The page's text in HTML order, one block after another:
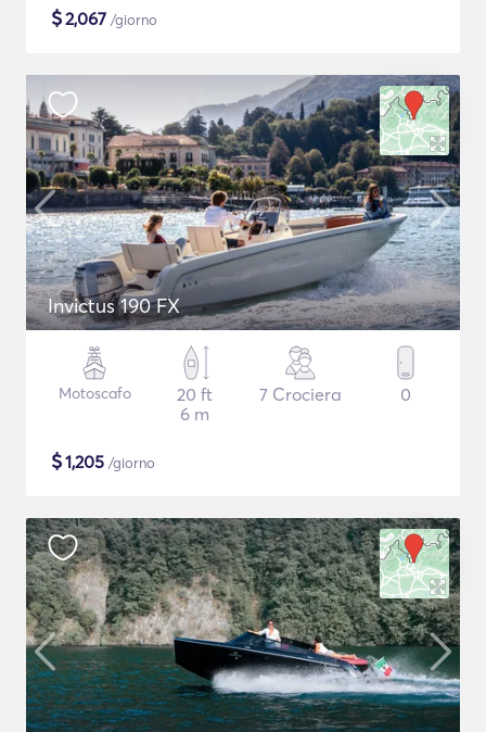
$2,067 /giorno
Invictus 190 FX
Motoscafo
20 ft
6 m
7 Crociera 0
$1,205 /giorno